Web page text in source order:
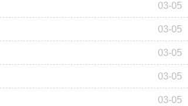
03-05
03-05
03-05
03-05
03-05